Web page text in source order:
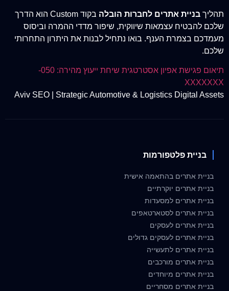
תהליך בניית אתרים לחברות הובלה
בקוד Custom הוא הדרך
שלכם להבטיח עצמאות שיווקית, שיפור מדדי ההמרה וביסוס
מעמדכם בצמרת הענף. בואו נתחיל לבנות את היתרון התחרותי
שלכם.
תיאום פגישת אפיון אסטרטגית
שיחת ייעוץ מהירה: 050-
XXXXXXX
Aviv SEO | Strategic Automotive & Logistics Digital Assets
בניית פלטפורמות
בניית אתרים בהתאמה אישית
בניית אתרים יוקרתיים
בניית אתרים למסעדות
בניית אתרים לסטארטאפים
בניית אתרים לעסקים
בניית אתרים לעסקים גדולים
בניית אתרים לתעשייה
בניית אתרים מורכבים
בניית אתרים מיוחדים
בניית אתרים מסחריים